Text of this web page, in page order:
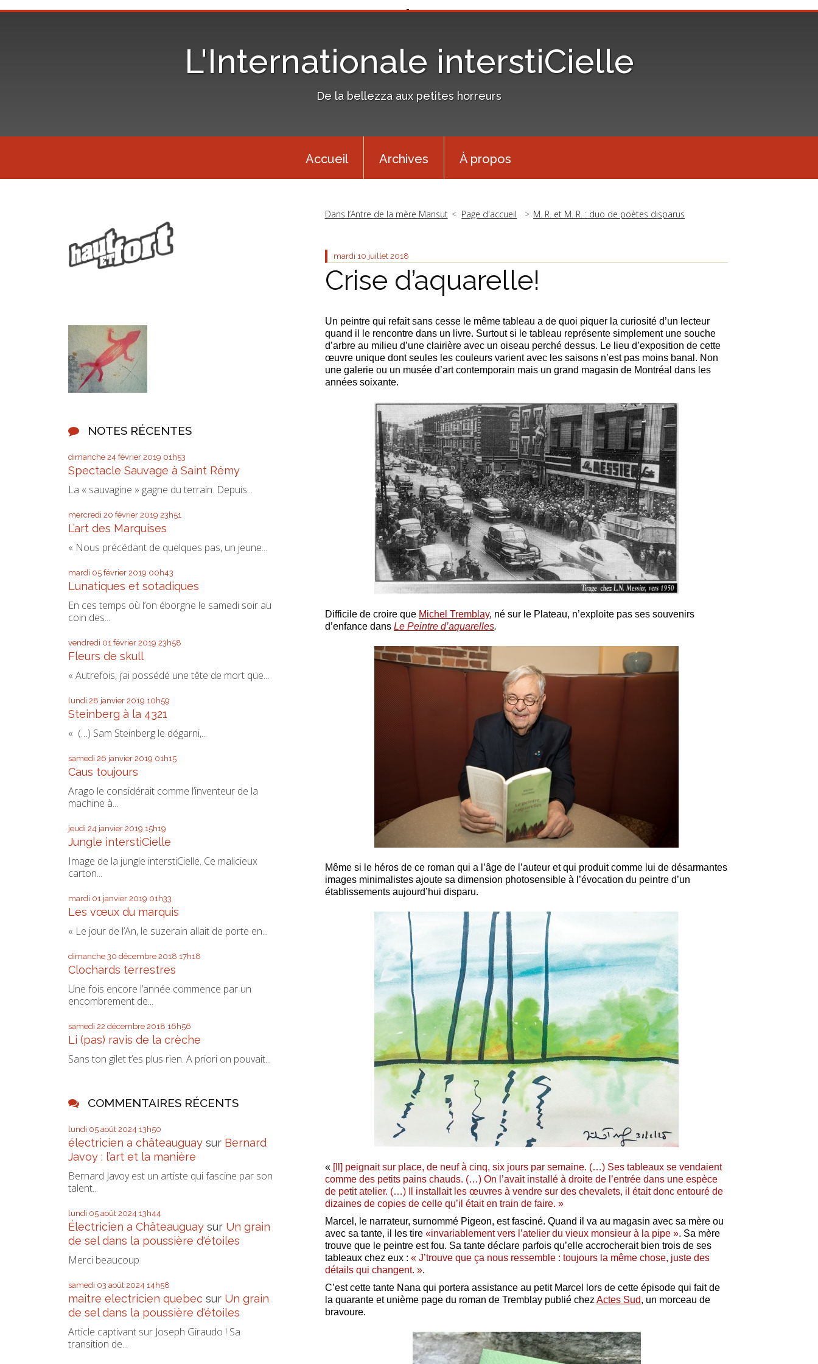
L'Internationale interstiCielle
De la bellezza aux petites horreurs
Accueil Archives À propos
NOTES RÉCENTES
dimanche 24 février 2019 01h53
Spectacle Sauvage à Saint Rémy
La « sauvagine » gagne du terrain. Depuis...
mercredi 20 février 2019 23h51
L’art des Marquises
« Nous précédant de quelques pas, un jeune...
mardi 05 février 2019 00h43
Lunatiques et sotadiques
En ces temps où l’on éborgne le samedi soir au
coin des...
vendredi 01 février 2019 23h58
Fleurs de skull
« Autrefois, j’ai possédé une tête de mort que...
lundi 28 janvier 2019 10h59
Steinberg à la 4321
« (…) Sam Steinberg le dégarni,...
samedi 26 janvier 2019 01h15
Caus toujours
Arago le considérait comme l’inventeur de la
machine à...
jeudi 24 janvier 2019 15h19
Jungle interstiCielle
Image de la jungle interstiCielle. Ce malicieux
carton...
mardi 01 janvier 2019 01h33
Les vœux du marquis
« Le jour de l’An, le suzerain allait de porte en...
dimanche 30 décembre 2018 17h18
Clochards terrestres
Une fois encore l’année commence par un
encombrement de...
samedi 22 décembre 2018 16h56
Li (pas) ravis de la crèche
Sans ton gilet t’es plus rien. A priori on pouvait...
COMMENTAIRES RÉCENTS
lundi 05 août 2024 13h50
électricien a châteauguay sur Bernard
Javoy : l’art et la manière
Bernard Javoy est un artiste qui fascine par son
talent...
lundi 05 août 2024 13h44
Électricien a Châteauguay sur Un grain
de sel dans la poussière d'étoiles
Merci beaucoup
samedi 03 août 2024 14h58
maitre electricien quebec sur Un grain
de sel dans la poussière d'étoiles
Article captivant sur Joseph Giraudo ! Sa
transition de...
Dans l’Antre de la mère Mansut Page d'accueil M. R. et M. R. : duo de poètes disparus
mardi 10 juillet 2018
Crise d’aquarelle!
Un peintre qui refait sans cesse le même tableau a de quoi piquer la curiosité d’un lecteur
quand il le rencontre dans un livre. Surtout si le tableau représente simplement une souche
d’arbre au milieu d’une clairière avec un oiseau perché dessus. Le lieu d’exposition de cette
œuvre unique dont seules les couleurs varient avec les saisons n’est pas moins banal. Non
une galerie ou un musée d’art contemporain mais un grand magasin de Montréal dans les
années soixante.
Difficile de croire que Michel Tremblay, né sur le Plateau, n’exploite pas ses souvenirs
d’enfance dansLe Peintre d’aquarelles.
Même si le héros de ce roman qui a l’âge de l’auteur et qui produit comme lui de désarmantes
images minimalistes ajoute sa dimension photosensible à l’évocation du peintre d’un
établissements aujourd’hui disparu.
« [Il] peignait sur place, de neuf à cinq, six jours par semaine. (…) Ses tableaux se vendaient
comme des petits pains chauds. (…) On l’avait installé à droite de l’entrée dans une espèce
de petit atelier. (…) Il installait les œuvres à vendre sur des chevalets, il était donc entouré de
dizaines de copies de celle qu’il était en train de faire. »
Marcel, le narrateur, surnommé Pigeon, est fasciné. Quand il va au magasin avec sa mère ou
avec sa tante, il les tire«invariablement vers l’atelier du vieux monsieur à la pipe ». Sa mère
trouve que le peintre est fou. Sa tante déclare parfois qu’elle accrocherait bien trois de ses
tableaux chez eux :« J’trouve que ça nous ressemble : toujours la même chose, juste des
détails qui changent. ».
C’est cette tante Nana qui portera assistance au petit Marcel lors de cette épisode qui fait de
la quarante et unième page du roman de Tremblay publié chezActes Sud, un morceau de
bravoure.